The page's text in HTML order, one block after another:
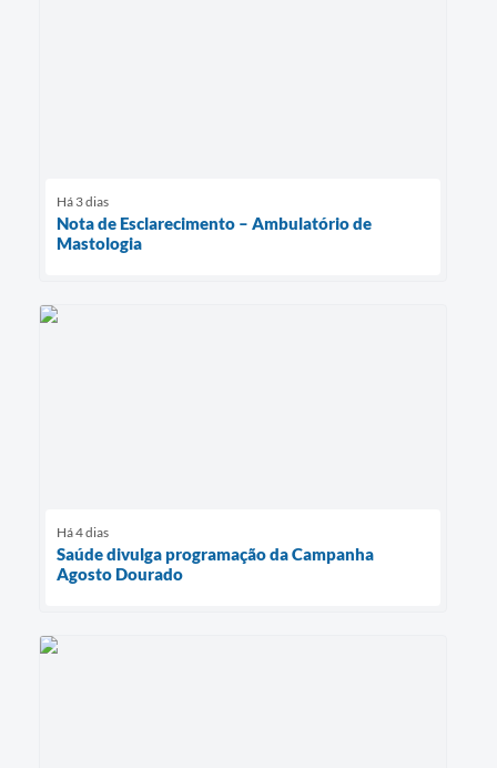
Há 3 dias
Nota de Esclarecimento – Ambulatório de
Mastologia
Há 4 dias
Saúde divulga programação da Campanha
Agosto Dourado